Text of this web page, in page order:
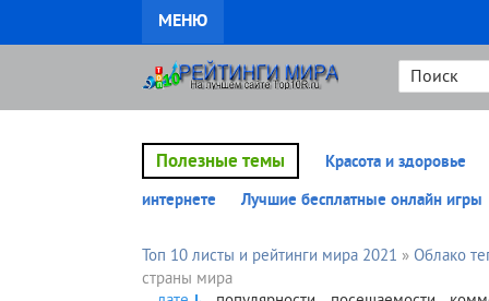
МЕНЮ
Полезные темы
Красота и здоровье
интернете
Лучшие бесплатные онлайн игры
Топ 10 листы и рейтинги мира 2021 » Облако
страны мира